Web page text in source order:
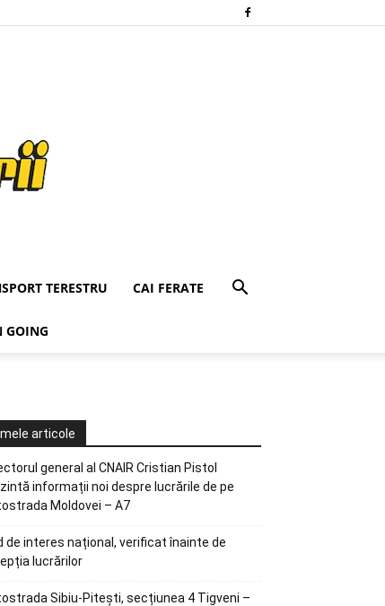
TERESTRU CAI FERATE
GOING
articole
general al CNAIR Cristian Pistol
informații noi despre lucrările de pe
Moldovei – A7
de interes național, verificat înainte de
lucrărilor
Sibiu-Pitești, secțiunea 4 Tigveni –